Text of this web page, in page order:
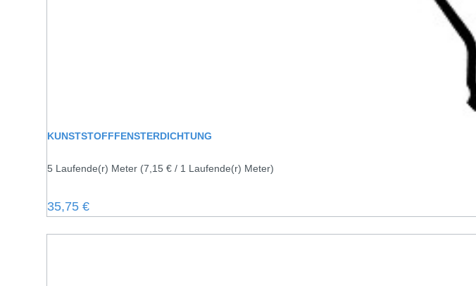
KUNSTSTOFFFENSTERDICHTUNG
5 Laufende(r) Meter (7,15 € / 1 Laufende(r) Meter)
Regulärer Preis:
35,75 €